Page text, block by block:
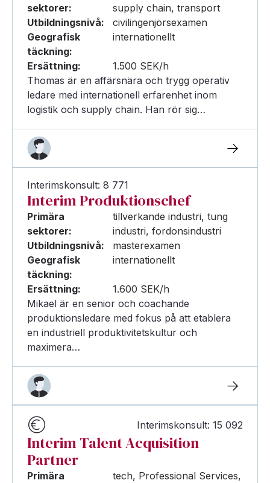
sektorer:
supply chain, transport
Utbildningsnivå:
civilingenjörsexamen
Geografisk
täckning:
internationellt
Ersättning:
1.500 SEK/h
Thomas är en affärsnära och trygg operativ
ledare med internationell erfarenhet inom
logistik och supply chain. Han rör sig…
Interimskonsult: 8 771
Interim Produktionschef
Primära
sektorer:
tillverkande industri, tung
industri, fordonsindustri
Utbildningsnivå:
masterexamen
Geografisk
täckning:
internationellt
Ersättning:
1.600 SEK/h
Mikael är en senior och coachande
produktionsledare med fokus på att etablera
en industriell produktivitetskultur och
maximera…
Interimskonsult: 15 092
Interim Talent Acquisition
Partner
Primära
tech, Professional Services,